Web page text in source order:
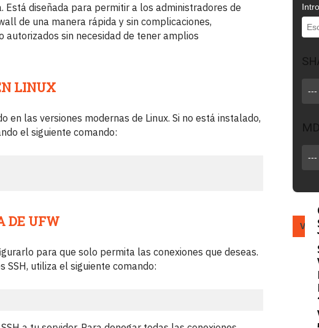
Está diseñada para permitir a los administradores de
de una manera rápida y sin complicaciones,
autorizados sin necesidad de tener amplios
LINUX
en las versiones modernas de Linux. Si no está instalado,
el siguiente comando:
DE UFW
para que solo permita las conexiones que deseas.
SSH, utiliza el siguiente comando:
---
---